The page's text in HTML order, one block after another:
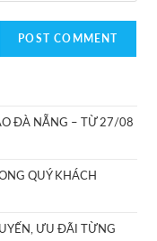
ĐÀ NẴNG – TỪ 27/08
QUÝ KHÁCH
ƯU ĐÃI TỪNG